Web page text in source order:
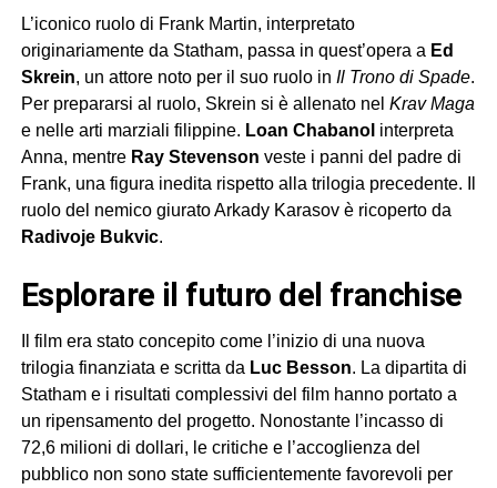
L’iconico ruolo di Frank Martin, interpretato
originariamente da Statham, passa in quest’opera a Ed
Skrein, un attore noto per il suo ruolo in Il Trono di Spade.
Per prepararsi al ruolo, Skrein si è allenato nel Krav Maga
e nelle arti marziali filippine. Loan Chabanol interpreta
Anna, mentre Ray Stevenson veste i panni del padre di
Frank, una figura inedita rispetto alla trilogia precedente. Il
ruolo del nemico giurato Arkady Karasov è ricoperto da
Radivoje Bukvic.
esplorare il futuro del franchise
Il film era stato concepito come l’inizio di una nuova
trilogia finanziata e scritta da Luc Besson. La dipartita di
Statham e i risultati complessivi del film hanno portato a
un ripensamento del progetto. Nonostante l’incasso di
72,6 milioni di dollari, le critiche e l’accoglienza del
pubblico non sono state sufficientemente favorevoli per